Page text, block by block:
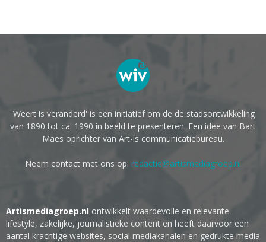
'Weert is veranderd' is een initiatief om de de stadsontwikkeling
van 1890 tot ca. 1990 in beeld te presenteren. Een idee van Bart
Maes oprichter van Art-is communicatiebureau.
Neem contact met ons op: redactie@artismediagroep.nl
Artismediagroep.nl ontwikkelt waardevolle en relevante
lifestyle, zakelijke, journalistieke content en heeft daarvoor een
aantal krachtige websites, social mediakanalen en gedrukte media